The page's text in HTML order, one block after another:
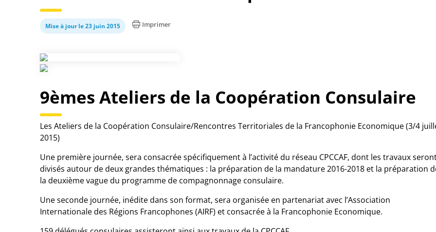
Mise à jour le 23 juin 2015 Imprimer
9èmes Ateliers de la Coopération Consulaire
Les Ateliers de la Coopération Consulaire/Rencontres Territoriales de la Francophonie Economique (3/4
2015)
Une première journée, sera consacrée spécifiquement à l’activité du réseau CPCCAF, dont les travaux
divisés autour de deux grandes thématiques : la préparation de la mandature 2016-2018 et la préparation
la deuxième vague du programme de compagnonnage consulaire.
Une seconde journée, inédite dans son format, sera organisée en partenariat avec l’Association
Internationale des Régions Francophones (AIRF) et consacrée à la Francophonie Economique.